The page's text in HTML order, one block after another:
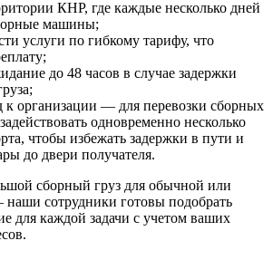
КНР, где каждые несколько дней
машины;
услуги по гибкому тарифу, что
до 48 часов в случае задержки
к организации — для перевозки сборных
одновременно несколько
чтобы избежать задержки в пути и
до двери получателя.
сборный груз для обычной или
сотрудники готовы подобрать
для каждой задачи с учетом ваших